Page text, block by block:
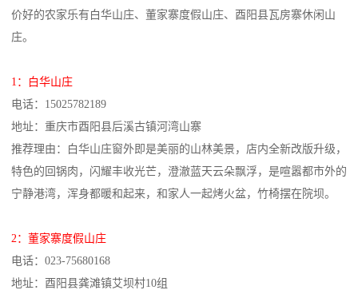
价好的农家乐有白华山庄、董家寨度假山庄、酉阳县瓦房寨休闲山
庄。
1：白华山庄
电话：15025782189
地址：重庆市酉阳县后溪古镇河湾山寨
推荐理由：白华山庄窗外即是美丽的山林美景，店内全新改版升级，
特色的回锅肉，闪耀丰收光芒，澄澈蓝天云朵飘浮，是喧嚣都市外的
宁静港湾，浑身都暖和起来，和家人一起烤火盆，竹椅摆在院坝。
2：董家寨度假山庄
电话：023-75680168
地址：酉阳县龚滩镇艾坝村10组